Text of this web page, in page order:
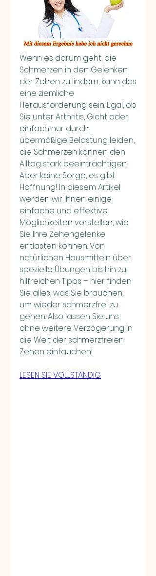
Wenn es darum geht, die
Schmerzen in den Gelenken
der Zehen zu lindern, kann das
eine ziemliche
Herausforderung sein. Egal, ob
Sie unter Arthritis, Gicht oder
einfach nur durch
übermäßige Belastung leiden,
die Schmerzen können den
Alltag stark beeinträchtigen.
Aber keine Sorge, es gibt
Hoffnung! In diesem Artikel
werden wir Ihnen einige
einfache und effektive
Möglichkeiten vorstellen, wie
Sie Ihre Zehengelenke
entlasten können. Von
natürlichen Hausmitteln über
spezielle Übungen bis hin zu
hilfreichen Tipps – hier finden
Sie alles, was Sie brauchen,
um wieder schmerzfrei zu
gehen. Also lassen Sie uns
ohne weitere Verzögerung in
die Welt der schmerzfreien
Zehen eintauchen!
LESEN SIE VOLLSTÄNDIG